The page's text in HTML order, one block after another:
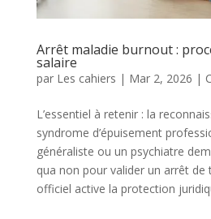
Arrêt maladie burnout :
salaire
par Les cahiers | Mar 2, 2026 |
L’essentiel à retenir : la
syndrome d’épuisement
généraliste ou un psychiatre
qua non pour valider un arrêt de
officiel active la protection